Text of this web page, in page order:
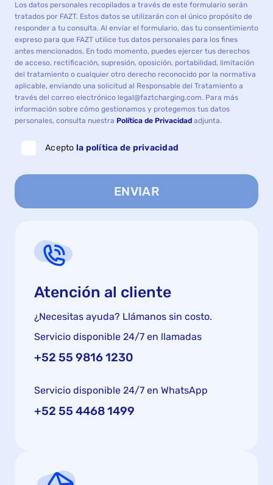
Los datos personales recopilados a través de este formulario serán
tratados por FAZT. Estos datos se utilizarán con el único propósito de
responder a tu consulta. Al enviar el formulario, das tu consentimiento
expreso para que FAZT utilice tus datos personales para los fines
antes mencionados. En todo momento, puedes ejercer tus derechos
de acceso, rectificación, supresión, oposición, portabilidad, limitación
del tratamiento o cualquier otro derecho reconocido por la normativa
aplicable, enviando una solicitud al Responsable del Tratamiento a
través del correo electrónico legal@faztcharging.com. Para más
información sobre cómo gestionamos y protegemos tus datos
personales, consulta nuestra Política de Privacidad adjunta.
Acepto la política de privacidad
ENVIAR
Atención al cliente
¿Necesitas ayuda? Llámanos sin costo.
Servicio disponible 24/7 en llamadas
+52 55 9816 1230
Servicio disponible 24/7 en WhatsApp
+52 55 4468 1499